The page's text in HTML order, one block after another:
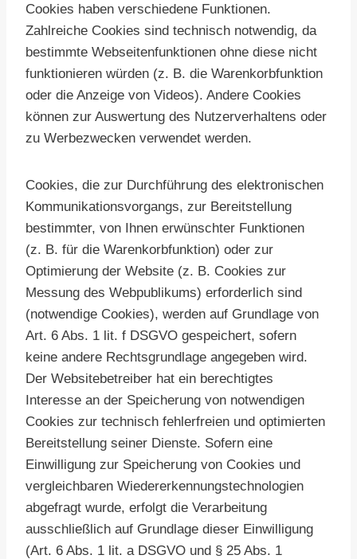
Cookies haben verschiedene Funktionen.
Zahlreiche Cookies sind technisch notwendig, da
bestimmte Webseitenfunktionen ohne diese nicht
funktionieren würden (z. B. die Warenkorbfunktion
oder die Anzeige von Videos). Andere Cookies
können zur Auswertung des Nutzerverhaltens oder
zu Werbezwecken verwendet werden.
Cookies, die zur Durchführung des elektronischen
Kommunikationsvorgangs, zur Bereitstellung
bestimmter, von Ihnen erwünschter Funktionen
(z. B. für die Warenkorbfunktion) oder zur
Optimierung der Website (z. B. Cookies zur
Messung des Webpublikums) erforderlich sind
(notwendige Cookies), werden auf Grundlage von
Art. 6 Abs. 1 lit. f DSGVO gespeichert, sofern
keine andere Rechtsgrundlage angegeben wird.
Der Websitebetreiber hat ein berechtigtes
Interesse an der Speicherung von notwendigen
Cookies zur technisch fehlerfreien und optimierten
Bereitstellung seiner Dienste. Sofern eine
Einwilligung zur Speicherung von Cookies und
vergleichbaren Wiedererkennungstechnologien
abgefragt wurde, erfolgt die Verarbeitung
ausschließlich auf Grundlage dieser Einwilligung
(Art. 6 Abs. 1 lit. a DSGVO und § 25 Abs. 1